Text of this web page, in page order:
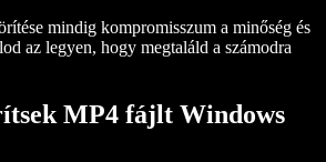
mindig kompromisszum a minőség és
az legyen, hogy megtaláld a számodra
MP4 fájlt Windows